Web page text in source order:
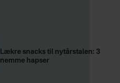
Lækre snacks til nytårstalen: 3
nemme hapser